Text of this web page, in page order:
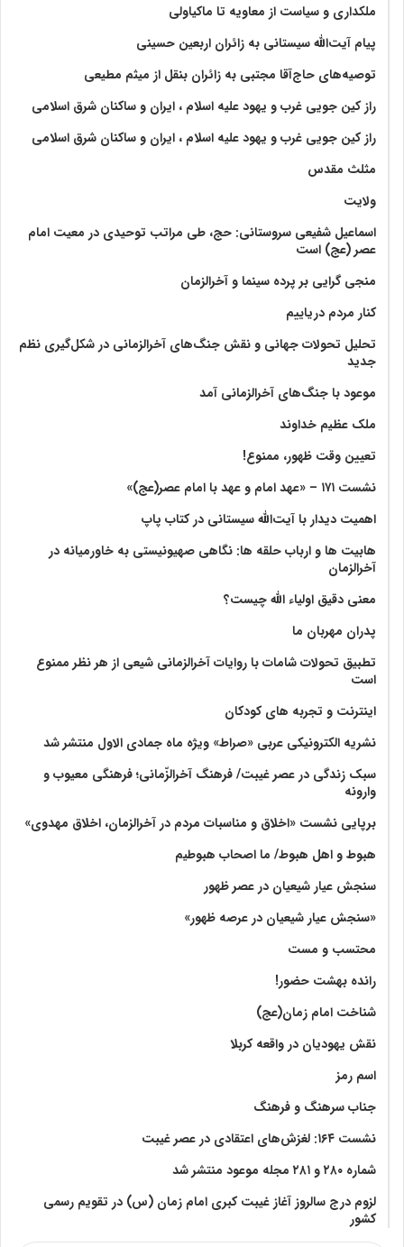
ملکداری و سیاست از معاویه تا ماکیاولی
پیام آیت‌الله سیستانی به زائران اربعین حسینی
توصیه‌های حاج‌آقا مجتبی به زائران بنقل از میثم مطیعی
راز کین جویی غرب و یهود علیه اسلام ، ایران و ساکنان شرق اسلامی
راز کین جویی غرب و یهود علیه اسلام ، ایران و ساکنان شرق اسلامی
مثلث مقدس
ولايت‏
اسماعیل شفیعی سروستانی: حج، طی مراتب توحیدی در معیت امام
عصر (عج) است
منجی گرایی بر پرده سینما و آخرالزمان
کنار مردم دریاییم
تحلیل تحولات جهانی و نقش جنگ‌های آخرالزمانی در شکل‌گیری نظم
جدید
موعود با جنگ‌های آخرالزمانی آمد
ملک عظیم خداوند
تعیین وقت ظهور، ممنوع!
نشست ۱۷۱ – «عهد امام و عهد با امام عصر(عج)»
اهمیت دیدار با آیت‌الله سیستانی در کتاب پاپ
هابیت ها و ارباب حلقه ها: نگاهی صهیونیستی به خاورمیانه در
آخرالزمان
معنی دقیق اولیاء الله چیست؟
پدران مهربان ما
تطبیق تحولات شامات با روایات آخرالزمانی شیعی از هر نظر ممنوع
است
اینترنت و تجربه های کودکان
نشریه الکترونیکی عربی «صراط» ویژه ماه جمادی الاول منتشر شد
سبک زندگی در عصر غیبت/ فرهنگ آخرالزّمانی؛ فرهنگی معیوب و
وارونه
برپایی نشست «اخلاق و مناسبات مردم در آخرالزمان، اخلاق مهدوی»
هبوط و اهل هبوط/ ما اصحاب هبوطیم
سنجش عیار شیعیان در عصر ظهور
«سنجش عیار شیعیان در عرصه ظهور»
محتسب و مست
رانده بهشت‌ حضور!
شناخت امام زمان(عج)
نقش یهودیان در واقعه کربلا
اسم رمز
جناب سرهنگ و فرهنگ
نشست ۱۶۴: لغزش‌های اعتقادی در عصر غیبت
شماره ۲۸۰ و ۲۸۱ مجله موعود منتشر شد
لزوم درج سالروز آغاز غیبت کبری امام زمان (س) در تقویم رسمی
کشور